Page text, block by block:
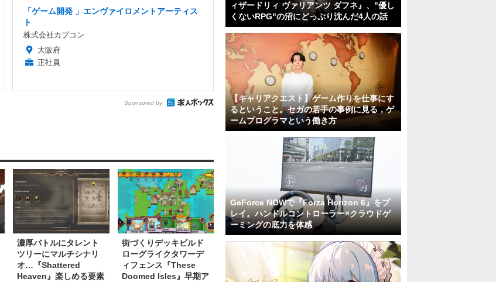
「ゲーム開発 」エンヴァイロメントアーティス
ト
株式会社カプコン
大阪府
正社員
Sponsored by
濃厚バトルにタレント
ツリーにマルチシナリ
オ…『Shattered
Heaven』楽しめる要素
街づくりデッキビルド
ローグライクタワーデ
ィフェンス『These
Doomed Isles』早期ア
ィザードリィ ヴァリアンツ ダフネ』、"優し
くないRPG"の沼にどっぷり沈んだ4人の話
【キャリアクエスト】ゲーム作りを仕事にす
るということ。セガの若手の事例に見る，ゲ
ームプログラマという働き方
GeForce NOWで『Forza Horizon 6』をプ
レイ。ハンドルコントローラー×クラウドゲ
ーミングの底力を体感